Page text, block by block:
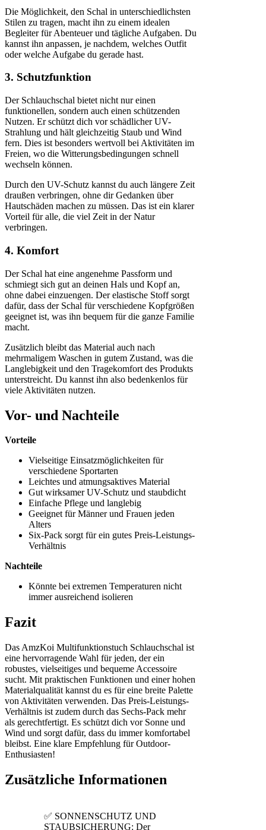
Die Möglichkeit, den Schal in unterschiedlichsten
Stilen zu tragen, macht ihn zu einem idealen
Begleiter für Abenteuer und tägliche Aufgaben. Du
kannst ihn anpassen, je nachdem, welches Outfit
oder welche Aufgabe du gerade hast.
3. Schutzfunktion
Der Schlauchschal bietet nicht nur einen
funktionellen, sondern auch einen schützenden
Nutzen. Er schützt dich vor schädlicher UV-
Strahlung und hält gleichzeitig Staub und Wind
fern. Dies ist besonders wertvoll bei Aktivitäten im
Freien, wo die Witterungsbedingungen schnell
wechseln können.
Durch den UV-Schutz kannst du auch längere Zeit
draußen verbringen, ohne dir Gedanken über
Hautschäden machen zu müssen. Das ist ein klarer
Vorteil für alle, die viel Zeit in der Natur
verbringen.
4. Komfort
Der Schal hat eine angenehme Passform und
schmiegt sich gut an deinen Hals und Kopf an,
ohne dabei einzuengen. Der elastische Stoff sorgt
dafür, dass der Schal für verschiedene Kopfgrößen
geeignet ist, was ihn bequem für die ganze Familie
macht.
Zusätzlich bleibt das Material auch nach
mehrmaligem Waschen in gutem Zustand, was die
Langlebigkeit und den Tragekomfort des Produkts
unterstreicht. Du kannst ihn also bedenkenlos für
viele Aktivitäten nutzen.
Vor- und Nachteile
Vorteile
Vielseitige Einsatzmöglichkeiten für
verschiedene Sportarten
Leichtes und atmungsaktives Material
Gut wirksamer UV-Schutz und staubdicht
Einfache Pflege und langlebig
Geeignet für Männer und Frauen jeden
Alters
Six-Pack sorgt für ein gutes Preis-Leistungs-
Verhältnis
Nachteile
Könnte bei extremen Temperaturen nicht
immer ausreichend isolieren
Fazit
Das AmzKoi Multifunktionstuch Schlauchschal ist
eine hervorragende Wahl für jeden, der ein
robustes, vielseitiges und bequeme Accessoire
sucht. Mit praktischen Funktionen und einer hohen
Materialqualität kannst du es für eine breite Palette
von Aktivitäten verwenden. Das Preis-Leistungs-
Verhältnis ist zudem durch das Sechs-Pack mehr
als gerechtfertigt. Es schützt dich vor Sonne und
Wind und sorgt dafür, dass du immer komfortabel
bleibst. Eine klare Empfehlung für Outdoor-
Enthusiasten!
Zusätzliche Informationen
✅ SONNENSCHUTZ UND
STAUBSICHERUNG: Der